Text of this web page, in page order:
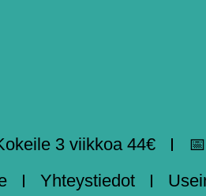
3 viikkoa 44€
Yhteystiedot